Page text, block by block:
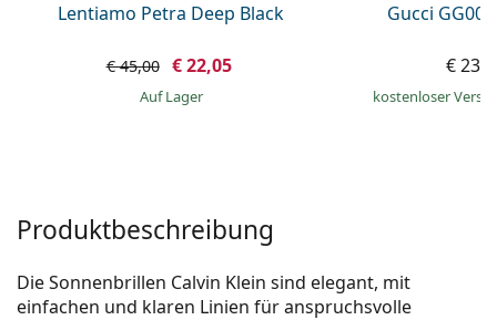
Lentiamo Petra Deep Black
€ 45,00 € 22,05
auf Lager
Gucci
€
kostenloser
Produktbeschreibung
Die Sonnenbrillen Calvin Klein sind elegant, mit
einfachen und klaren Linien für anspruchsvolle